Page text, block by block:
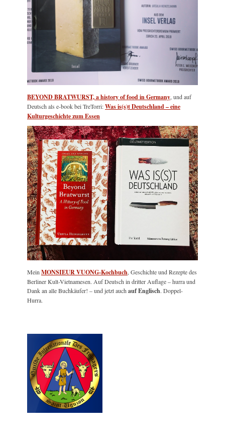
BEYOND BRATWURST, a history of food in Germany, und auf
Deutsch als e-book bei TreTorri:Was is(s)t Deutschland – eine
Kulturgeschichte zum Essen
MeinMONSIEUR VUONG-Kochbuch, Geschichte und Rezepte des
Berliner Kult-Vietnamesen. Auf Deutsch in dritter Auflage – hurra und
Dank an alle Buchkäufer! – und jetzt auchauf Englisch. Doppel-
Hurra.